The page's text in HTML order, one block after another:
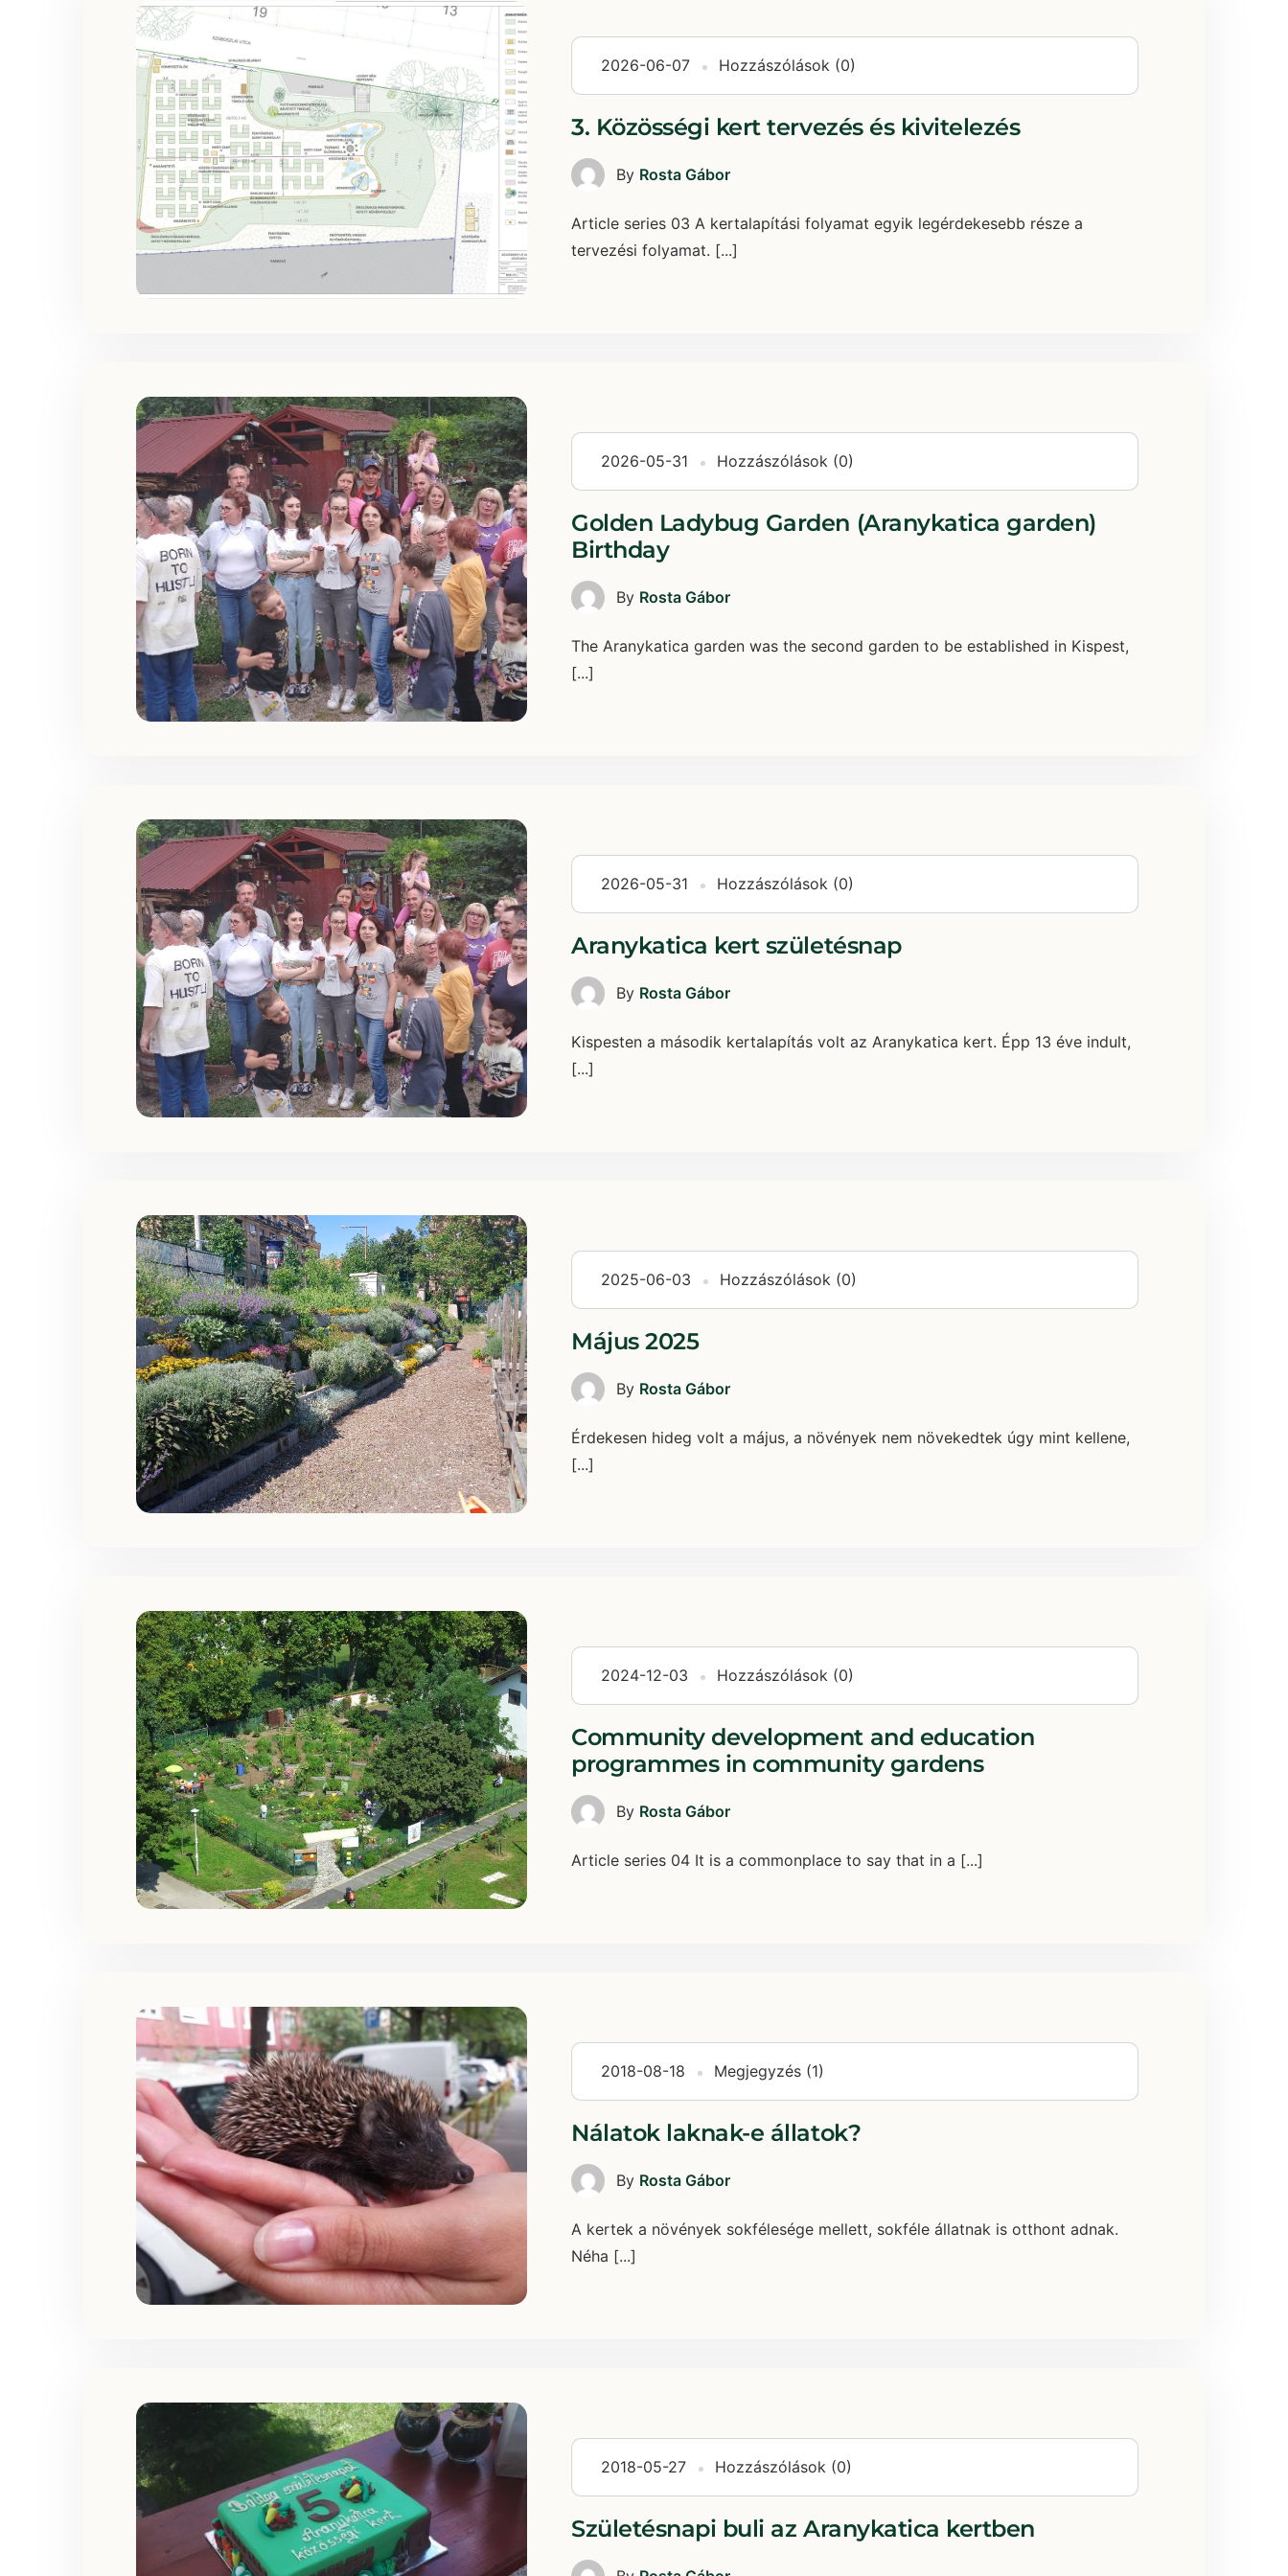
2026-06-07 Hozzászólások (0)
3. Közösségi kert tervezés és kivitelezés
By Rosta Gábor
Article series 03 A kertalapítási folyamat egyik legérdekesebb része a
tervezési folyamat. [...]
2026-05-31 Hozzászólások (0)
Golden Ladybug Garden (Aranykatica garden)
Birthday
By Rosta Gábor
The Aranykatica garden was the second garden to be established in Kispest,
[...]
2026-05-31 Hozzászólások (0)
Aranykatica kert születésnap
By Rosta Gábor
Kispesten a második kertalapítás volt az Aranykatica kert. Épp 13 éve indult,
[...]
2025-06-03 Hozzászólások (0)
Május 2025
By Rosta Gábor
Érdekesen hideg volt a május, a növények nem növekedtek úgy mint kellene,
[...]
2024-12-03 Hozzászólások (0)
Community development and education
programmes in community gardens
By Rosta Gábor
Article series 04 It is a commonplace to say that in a [...]
2018-08-18 Megjegyzés (1)
Nálatok laknak-e állatok?
By Rosta Gábor
A kertek a növények sokfélesége mellett, sokféle állatnak is otthont adnak.
Néha [...]
2018-05-27 Hozzászólások (0)
Születésnapi buli az Aranykatica kertben